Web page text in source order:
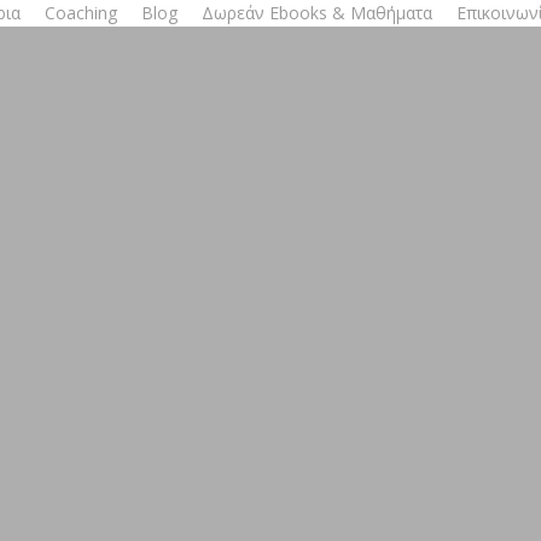
Coaching Blog Δωρεάν Ebooks & Μαθήματα